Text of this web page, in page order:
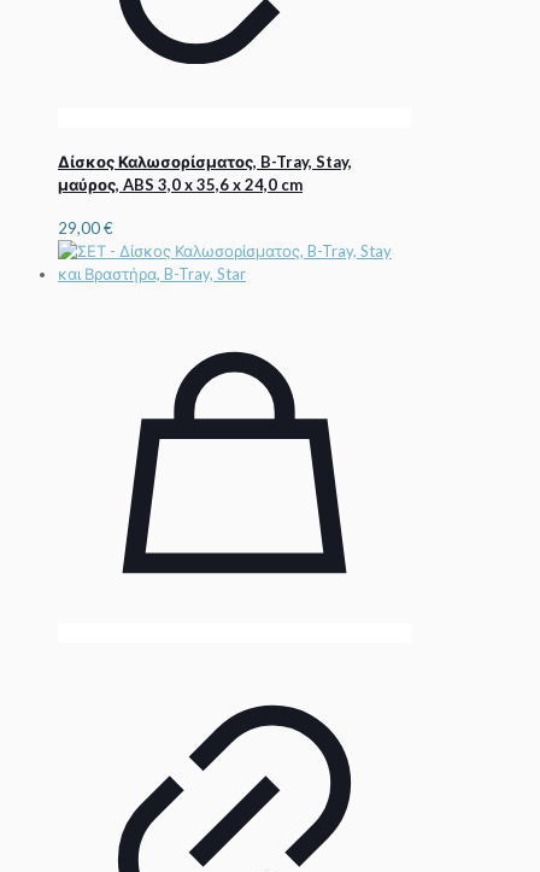
Δίσκος Καλωσορίσματος, B-Tray, Stay,
μαύρος, ABS 3,0 x 35,6 x 24,0 cm
29,00€